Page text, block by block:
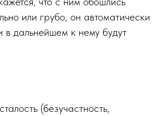
или грубо, он автоматически
в дальнейшем к нему будут
(безучастность,